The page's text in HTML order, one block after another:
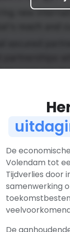
De
Volendam tot
Tijdverlies door
samenwerking